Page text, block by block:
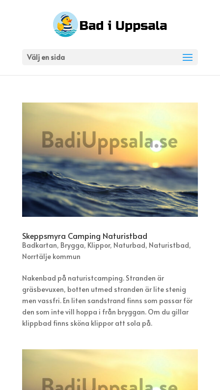
Välj en sida
Skeppsmyra Camping Naturistbad
Badkartan, Brygga, Klippor, Naturbad, Naturistbad,
Norrtälje kommun
Nakenbad på naturistcamping. Stranden är
gräsbevuxen, botten utmed stranden är lite stenig
men vassfri. En liten sandstrand finns som passar för
den som inte vill hoppa i från bryggan. Om du gillar
klippbad finns sköna klippor att sola på.